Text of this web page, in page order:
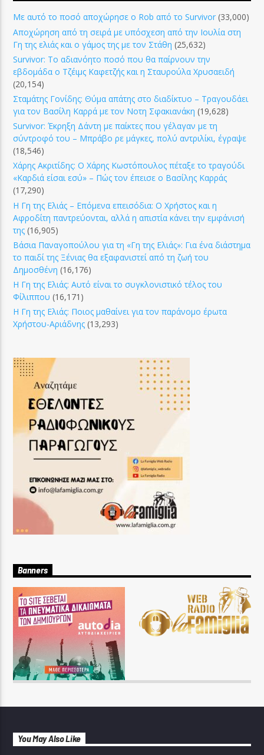
Με αυτό το ποσό αποχώρησε ο Rob από το Survivor (33,000)
Αποχώρηση από τη σειρά με υπόσχεση από την Ιουλία στη
Γη της ελιάς και ο γάμος της με τον Στάθη (25,632)
Survivor: Το αδιανόητο ποσό που θα παίρνουν την
εβδομάδα ο Τζέιμς Καφετζής και η Σταυρούλα Χρυσαειδή
(20,154)
Σταμάτης Γονίδης: Θύμα απάτης στο διαδίκτυο – Τραγουδάει
για τον Βασίλη Καρρά με τον Νοτη Σφακιανάκη (19,628)
Survivor: Έκρηξη Δάντη με παίκτες που γέλαγαν με τη
σύντροφό του – Μπράβο ρε μάγκες, πολύ αντριλίκι, έγραψε
(18,546)
Χάρης Ακριτίδης: Ο Χάρης Κωστόπουλος πέταξε το τραγούδι
«Καρδιά είσαι εσύ» – Πώς τον έπεισε ο Βασίλης Καρράς
(17,290)
Η Γη της Ελιάς – Επόμενα επεισόδια: Ο Χρήστος και η
Αφροδίτη παντρεύονται, αλλά η απιστία κάνει την εμφάνισή
της (16,905)
Βάσια Παναγοπούλου για τη «Γη της Ελιάς»: Για ένα διάστημα
το παιδί της Ξένιας θα εξαφανιστεί από τη ζωή του
Δημοσθένη (16,176)
Η Γη της Ελιάς: Αυτό είναι το συγκλονιστικό τέλος του
Φίλιππου (16,171)
Η Γη της Ελιάς: Ποιος μαθαίνει για τον παράνομο έρωτα
Χρήστου-Αριάδνης (13,293)
Banners
You May Also Like